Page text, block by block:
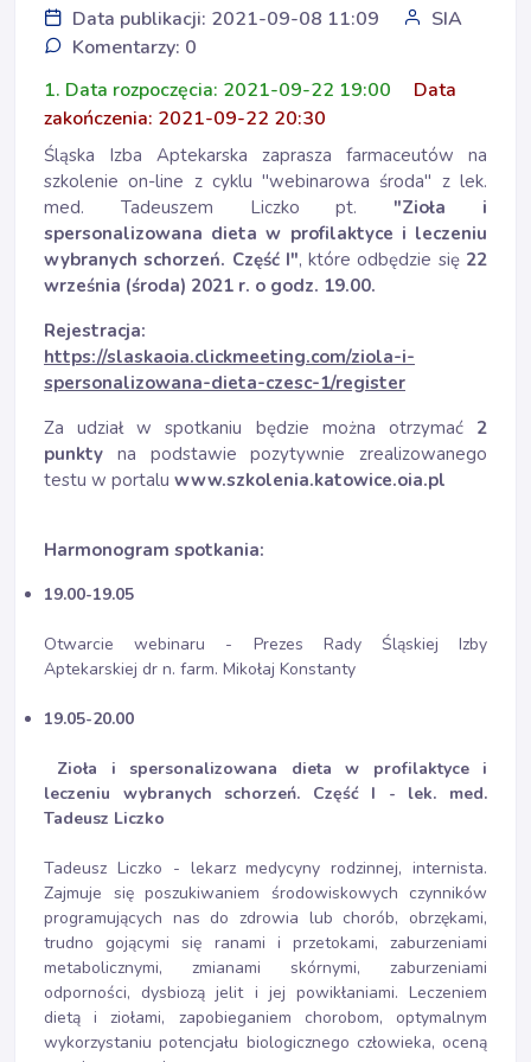
Data publikacji: 2021-09-08 11:09
SIA
Komentarzy: 0
1. Data rozpoczęcia: 2021-09-22 19:00
Data
zakończenia: 2021-09-22 20:30
Śląska Izba Aptekarska zaprasza farmaceutów na
szkolenie on-line z cyklu "webinarowa środa" z lek.
med. Tadeuszem Liczko pt. "Zioła i
spersonalizowana dieta w profilaktyce i leczeniu
wybranych schorzeń. Część I", które odbędzie się22
września (środa) 2021 r. o godz. 19.00.
Rejestracja:
https://slaskaoia.clickmeeting.com/ziola-i-
spersonalizowana-dieta-czesc-1/register
Za udział w spotkaniu będzie można otrzymać 2
punkty na podstawie pozytywnie zrealizowanego
testu w portalu www.szkolenia.katowice.oia.pl
Harmonogram spotkania:
19.00-19.05
Otwarcie webinaru - Prezes Rady Śląskiej Izby
Aptekarskiej dr n. farm. Mikołaj Konstanty
19.05-20.00
Zioła i spersonalizowana dieta w profilaktyce i
leczeniu wybranych schorzeń. Część I - lek. med.
Tadeusz Liczko
Tadeusz Liczko - lekarz medycyny rodzinnej, internista.
Zajmuje się poszukiwaniem środowiskowych czynników
programujących nas do zdrowia lub chorób, obrzękami,
trudno gojącymi się ranami i przetokami, zaburzeniami
metabolicznymi, zmianami skórnymi, zaburzeniami
odporności, dysbiozą jelit i jej powikłaniami. Leczeniem
dietą i ziołami, zapobieganiem chorobom, optymalnym
wykorzystaniu potencjału biologicznego człowieka, oceną